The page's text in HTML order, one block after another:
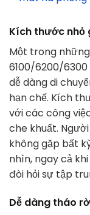
Kích thước nhỏ
Một trong
6100/6200/6300
dễ dàng di
hạn chế. Kích
với các công
che khuất.
không gặp bất
nhìn, ngay cả
đòi hỏi sự tập
Dễ dàng tháo